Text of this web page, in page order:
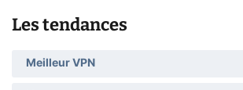
Les tendances
Meilleur VPN